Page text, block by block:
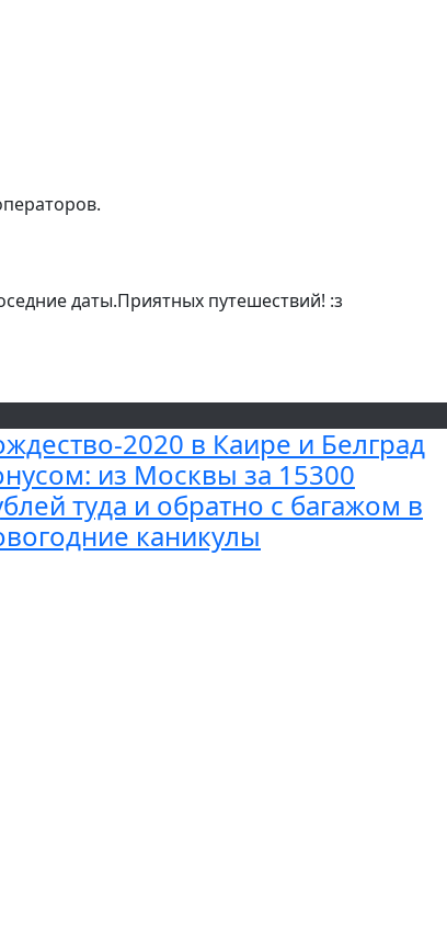
даты.Приятных путешествий! :з
2020 в Каире и Белград
из Москвы за 15300
туда и обратно с багажом в
каникулы